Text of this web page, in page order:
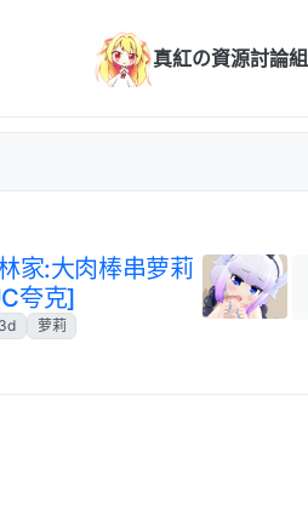
真紅の資源討論組
家:大肉棒串萝莉
夸克]
3d
萝莉